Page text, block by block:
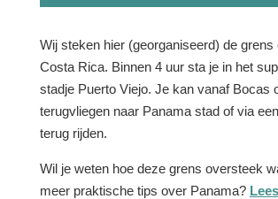
Wij steken hier (georganiseerd) de grens
Costa Rica. Binnen 4 uur sta je in het
stadje Puerto Viejo. Je kan vanaf Bocas
terugvliegen naar Panama stad of via
terug rijden.
Wil je weten hoe deze grens oversteek
meer praktische tips over Panama?